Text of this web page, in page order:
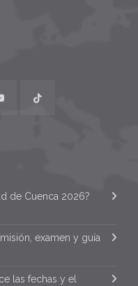
de Cuenca 2026?
examen y guía
las fechas y el